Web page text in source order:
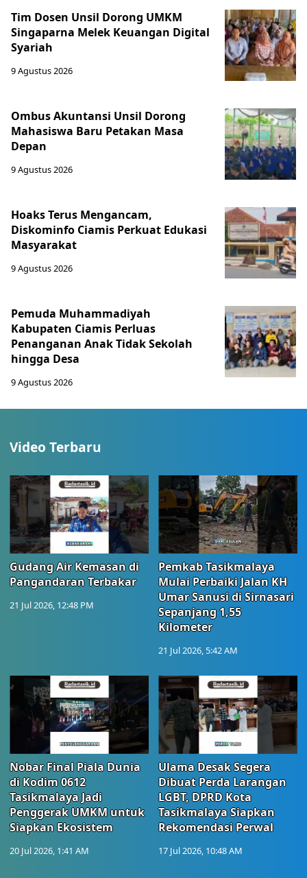
Tim Dosen Unsil Dorong UMKM
Singaparna Melek Keuangan Digital
Syariah
9 Agustus 2026
Ombus Akuntansi Unsil Dorong
Mahasiswa Baru Petakan Masa
Depan
9 Agustus 2026
Hoaks Terus Mengancam,
Diskominfo Ciamis Perkuat Edukasi
Masyarakat
9 Agustus 2026
Pemuda Muhammadiyah
Kabupaten Ciamis Perluas
Penanganan Anak Tidak Sekolah
hingga Desa
9 Agustus 2026
Video Terbaru
Gudang Air Kemasan di
Pangandaran Terbakar
21 Jul 2026, 12:48 PM
Pemkab Tasikmalaya
Mulai Perbaiki Jalan KH
Umar Sanusi di Sirnasari
Sepanjang 1,55
Kilometer
21 Jul 2026, 5:42 AM
Nobar Final Piala Dunia
di Kodim 0612
Tasikmalaya Jadi
Penggerak UMKM untuk
Siapkan Ekosistem
20 Jul 2026, 1:41 AM
Ulama Desak Segera
Dibuat Perda Larangan
LGBT, DPRD Kota
Tasikmalaya Siapkan
Rekomendasi Perwal
17 Jul 2026, 10:48 AM